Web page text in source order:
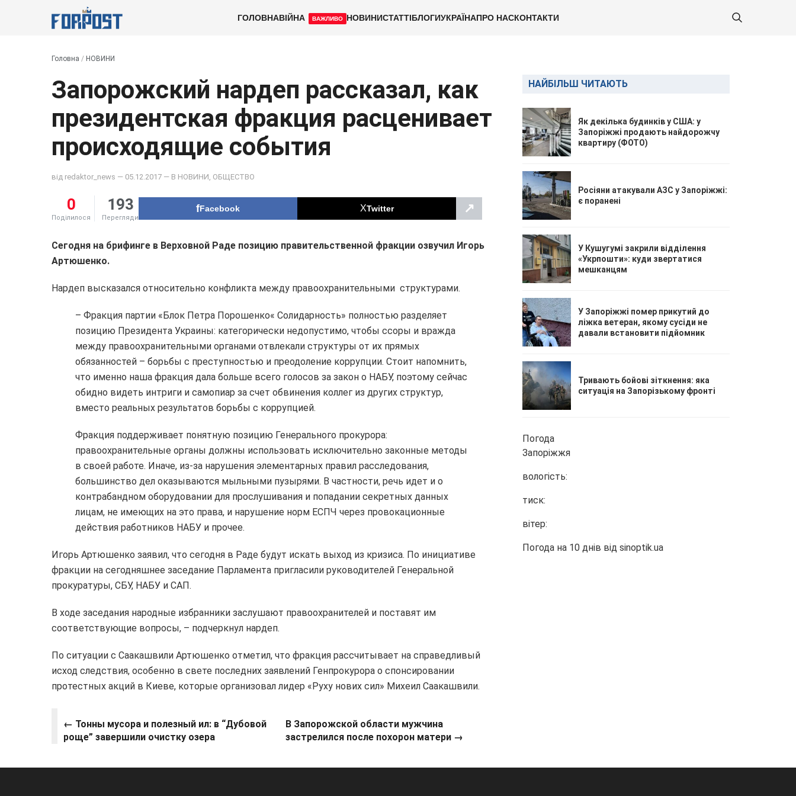
ГОЛОВНАВІЙНА ВАЖЛИВО НОВИНИСТАТТІБЛОГИУКРАЇНАПРО НАСКОНТАКТИ
Головна / НОВИНИ
Запорожский нардеп рассказал, как
президентская фракция расценивает
происходящие события
від redaktor_news — 05.12.2017 — В НОВИНИ ОБЩЕСТВО
0
Поділилося
193
Перегляди
Facebook Twitter ↗
Сегодня на брифинге в Верховной Раде позицию правительственной фракции озвучил Игорь
Артюшенко.
Нардеп высказался относительно конфликта между правоохранительными структурами.
– Фракция партии «Блок Петра Порошенко« Солидарность» полностью разделяет
позицию Президента Украины: категорически недопустимо, чтобы ссоры и вражда
между правоохранительными органами отвлекали структуры от их прямых
обязанностей – борьбы с преступностью и преодоление коррупции. Стоит напомнить,
что именно наша фракция дала больше всего голосов за закон о НАБУ, поэтому сейчас
обидно видеть интриги и самопиар за счет обвинения коллег из других структур,
вместо реальных результатов борьбы с коррупцией.
Фракция поддерживает понятную позицию Генерального прокурора:
правоохранительные органы должны использовать исключительно законные методы
в своей работе. Иначе, из-за нарушения элементарных правил расследования,
большинство дел оказываются мыльными пузырями. В частности, речь идет и о
контрабандном оборудовании для прослушивания и попадании секретных данных
лицам, не имеющих на это права, и нарушение норм ЕСПЧ через провокационные
действия работников НАБУ и прочее.
Игорь Артюшенко заявил, что сегодня в Раде будут искать выход из кризиса. По инициативе
фракции на сегодняшнее заседание Парламента пригласили руководителей Генеральной
прокуратуры, СБУ, НАБУ и САП.
В ходе заседания народные избранники заслушают правоохранителей и поставят им
соответствующие вопросы, – подчеркнул нардеп.
По ситуации с Саакашвили Артюшенко отметил, что фракция рассчитывает на справедливый
исход следствия, особенно в свете последних заявлений Генпрокурора о спонсировании
протестных акций в Киеве, которые организовал лидер «Руху нових сил» Михеил Саакашвили.
← Тонны мусора и полезный ил: в “Дубовой
роще” завершили очистку озера
В Запорожской области мужчина
застрелился после похорон матери →
НАЙБІЛЬШ ЧИТАЮТЬ
Як декілька будинків у США: у
Запоріжжі продають найдорожчу
квартиру (ФОТО)
Росіяни атакували АЗС у Запоріжжі:
є поранені
У Кушугумі закрили відділення
«Укрпошти»: куди звертатися
мешканцям
У Запоріжжі помер прикутий до
ліжка ветеран, якому сусіди не
давали встановити підйомник
Тривають бойові зіткнення: яка
ситуація на Запорізькому фронті
Погода
Запоріжжя
вологість:
тиск:
вітер:
Погода на 10 днів від sinoptik.ua